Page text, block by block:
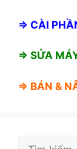
⇒ CÀI
⇒ SỬA
⇒ BÁN &
Tìm